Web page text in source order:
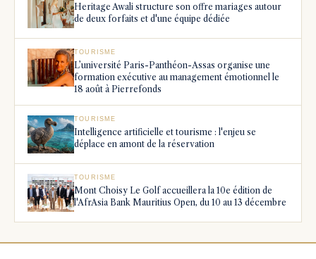
Heritage Awali structure son offre mariages autour
de deux forfaits et d'une équipe dédiée
TOURISME
L’université Paris-Panthéon-Assas organise une
formation exécutive au management émotionnel le
18 août à Pierrefonds
TOURISME
Intelligence artificielle et tourisme : l'enjeu se
déplace en amont de la réservation
TOURISME
Mont Choisy Le Golf accueillera la 10e édition de
l'AfrAsia Bank Mauritius Open, du 10 au 13 décembre